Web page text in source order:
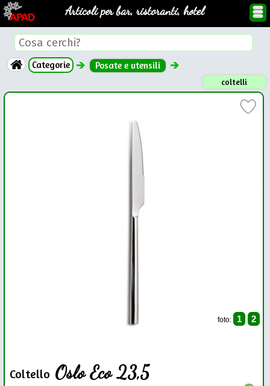
Articoli per bar, ristoranti, hotel
Categorie Posate e utensili
coltelli
foto: 1 2
Coltello Oslo Eco 23,5